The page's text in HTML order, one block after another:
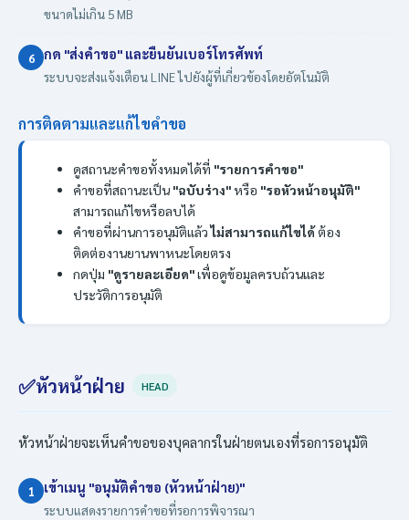
ขนาดไม่เกิน 5 MB
6
กด "ส่งคำขอ" และยืนยันเบอร์โทรศัพท์
ระบบจะส่งแจ้งเตือน LINE ไปยังผู้ที่เกี่ยวข้องโดยอัตโนมัติ
การติดตามและแก้ไขคำขอ
ดูสถานะคำขอทั้งหมดได้ที่ "รายการคำขอ"
คำขอที่สถานะเป็น "ฉบับร่าง"หรือ "รอหัวหน้าอนุมัติ"
สามารถแก้ไขหรือลบได้
คำขอที่ผ่านการอนุมัติแล้วไม่สามารถแก้ไขได้ต้อง
ติดต่องานยานพาหนะโดยตรง
กดปุ่ม "ดูรายละเอียด"เพื่อดูข้อมูลครบถ้วนและ
ประวัติการอนุมัติ
✅หัวหน้าฝ่าย HEAD
หัวหน้าฝ่ายจะเห็นคำขอของบุคลากรในฝ่ายตนเองที่รอการอนุมัติ
1
เข้าเมนู "อนุมัติคำขอ (หัวหน้าฝ่าย)"
ระบบแสดงรายการคำขอที่รอการพิจารณา